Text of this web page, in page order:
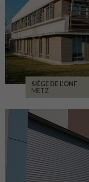
SIÈGE DE L’ONF
METZ